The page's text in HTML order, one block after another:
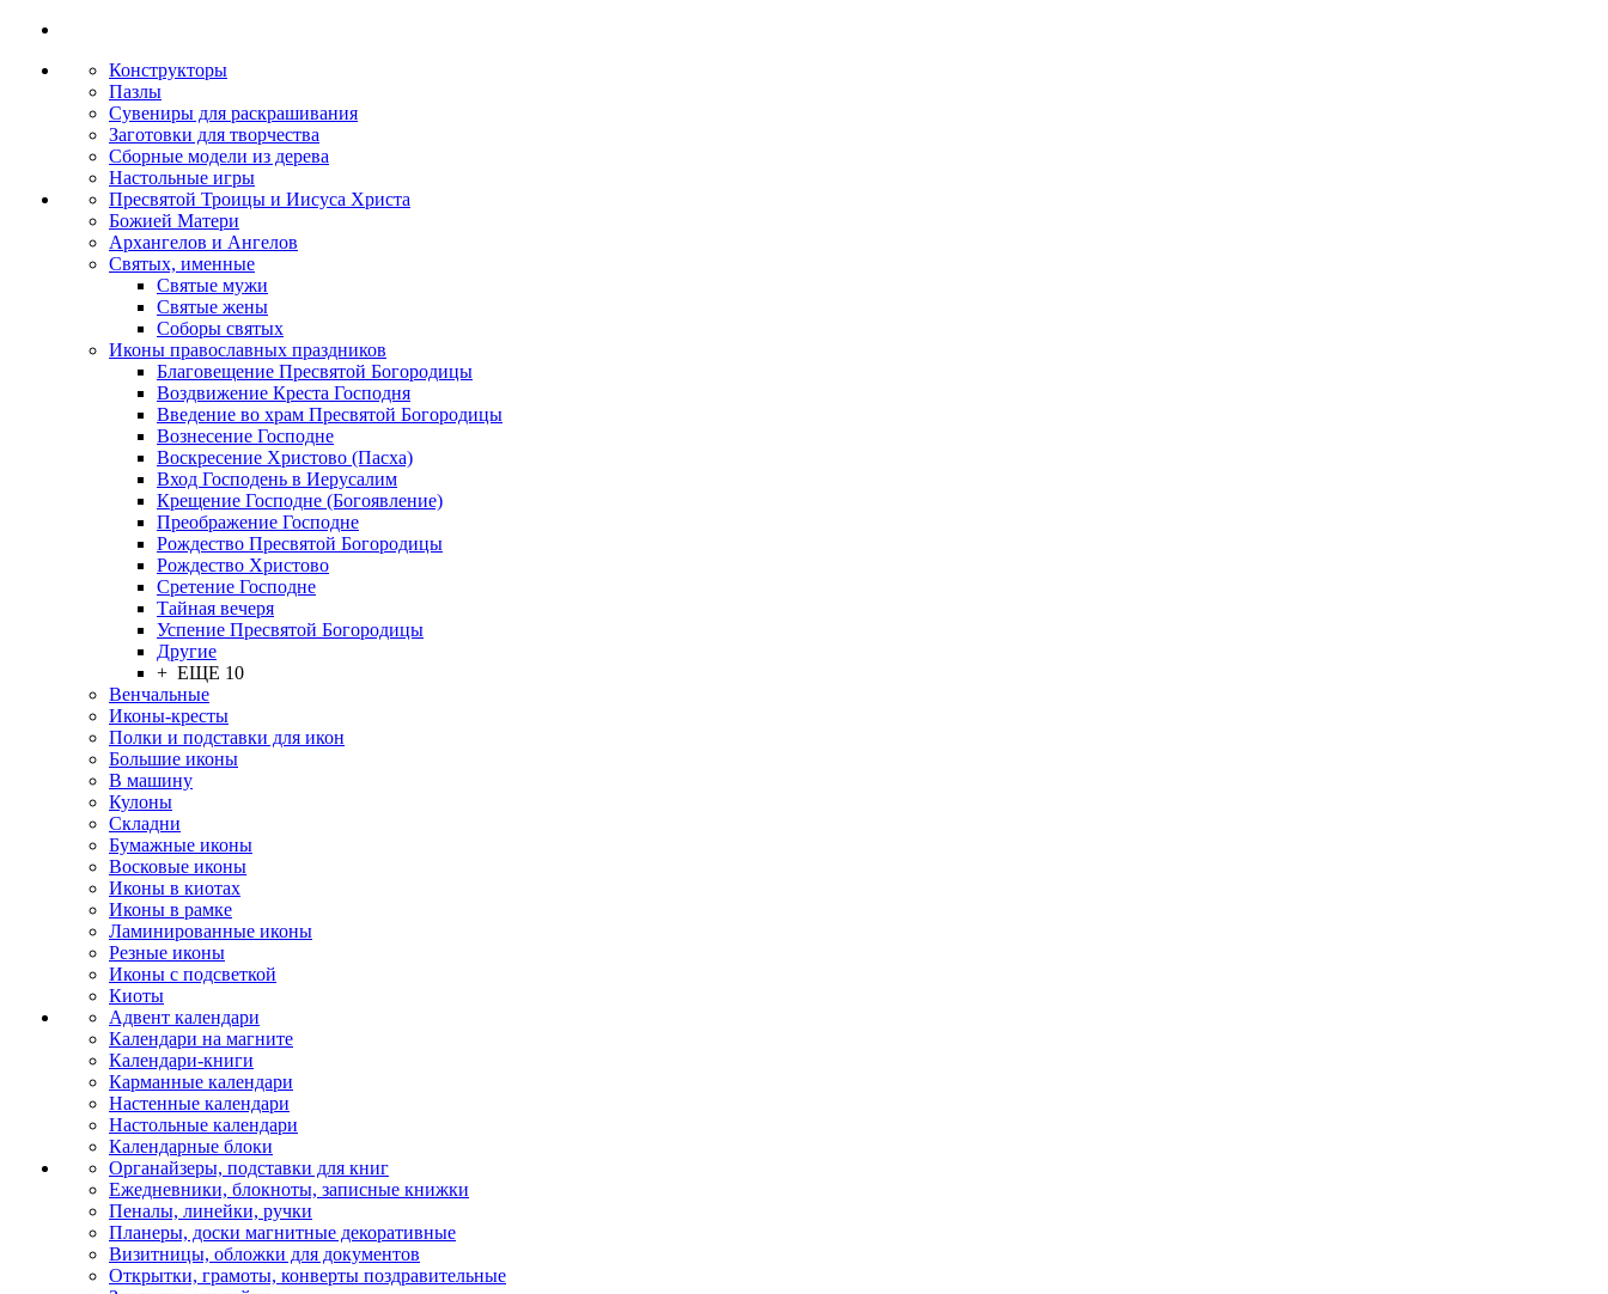
Конструкторы
Пазлы
Сувениры для раскрашивания
Заготовки для творчества
Сборные модели из дерева
Настольные игры
Пресвятой Троицы и Иисуса Христа
Божией Матери
Архангелов и Ангелов
Святых, именные
Святые мужи
Святые жены
Соборы святых
Иконы православных праздников
Благовещение Пресвятой Богородицы
Воздвижение Креста Господня
Введение во храм Пресвятой Богородицы
Вознесение Господне
Воскресение Христово (Пасха)
Вход Господень в Иерусалим
Крещение Господне (Богоявление)
Преображение Господне
Рождество Пресвятой Богородицы
Рождество Христово
Сретение Господне
Тайная вечеря
Успение Пресвятой Богородицы
Другие
+ ЕЩЕ 10
Венчальные
Иконы-кресты
Полки и подставки для икон
Большие иконы
В машину
Кулоны
Складни
Бумажные иконы
Восковые иконы
Иконы в киотах
Иконы в рамке
Ламинированные иконы
Резные иконы
Иконы с подсветкой
Киоты
Адвент календари
Календари на магните
Календари-книги
Карманные календари
Настенные календари
Настольные календари
Календарные блоки
Органайзеры, подставки для книг
Ежедневники, блокноты, записные книжки
Пеналы, линейки, ручки
Планеры, доски магнитные декоративные
Визитницы, обложки для документов
Открытки, грамоты, конверты поздравительные